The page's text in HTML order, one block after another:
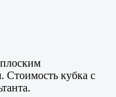
кубка с